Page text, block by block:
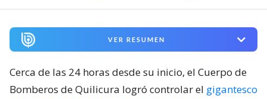
VER RESUMEN
Cerca de las 24 horas desde su inicio, el Cuerpo de
Bomberos de Quilicura logró controlar el gigantesco